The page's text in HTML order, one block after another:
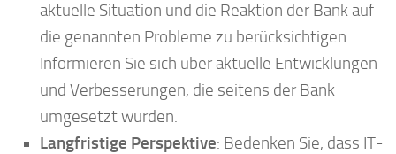
aktuelle Situation und die Reaktion der Bank auf
die genannten Probleme zu berücksichtigen.
Informieren Sie sich über aktuelle Entwicklungen
und Verbesserungen, die seitens der Bank
umgesetzt wurden.
Langfristige Perspektive: Bedenken Sie, dass IT-